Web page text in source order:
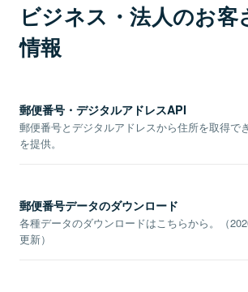
ビジネス・法人のお客
情報
郵便番号・デジタルアドレスAPI
郵便番号とデジタルアドレスから住所を取得で
を提供。
郵便番号データのダウンロード
各種データのダウンロードはこちらから。（
更新）